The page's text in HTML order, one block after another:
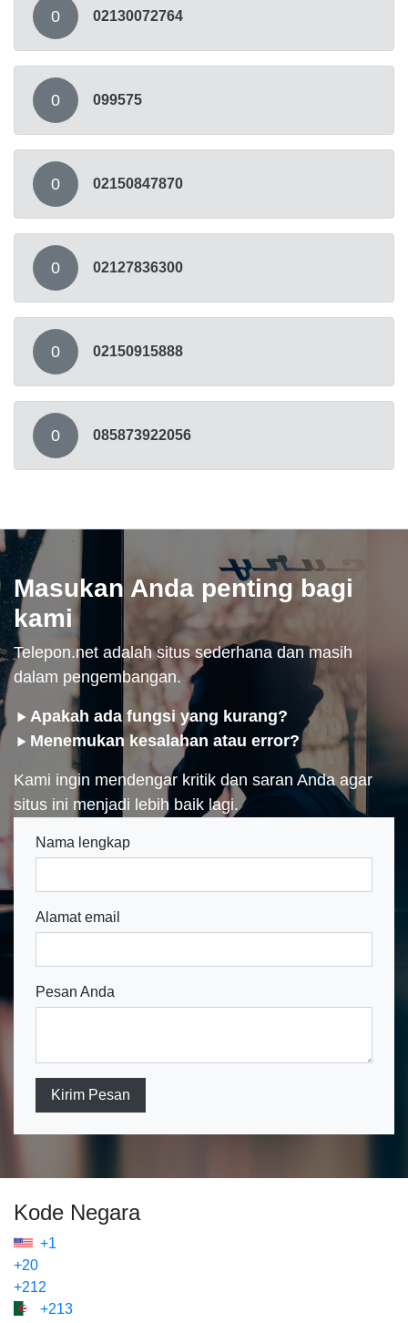
0 02130072764
0 099575
0 02150847870
0 02127836300
0 02150915888
0 085873922056
Masukan Anda penting bagi
kami
Telepon.net adalah situs sederhana dan masih
dalam pengembangan.
Apakah ada fungsi yang kurang?
Menemukan kesalahan atau error?
Kami ingin mendengar kritik dan saran Anda agar
situs ini menjadi lebih baik lagi.
Nama lengkap
Alamat email
Pesan Anda
Kirim Pesan
Kode Negara
+1
+20
+212
+213